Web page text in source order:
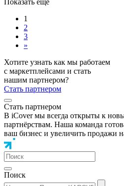
Показать ещё
1
2
3
»
Хотите узнать как мы работаем
с маркетплейсами и стать
нашим партнером?
Стать партнером
Стать партнером
В iCover мы всегда открыты к
партнёрствам. Наша команда
ваш бизнес и увеличить продажи
Поиск